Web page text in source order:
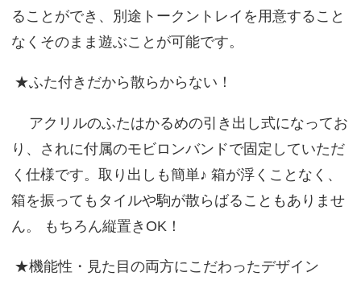
ることができ、別途トークントレイを用意すること
なくそのまま遊ぶことが可能です。
★ふた付きだから散らからない！
アクリルのふたはかるめの引き出し式になってお
り、されに付属のモビロンバンドで固定していただ
く仕様です。取り出しも簡単♪ 箱が浮くことなく、
箱を振ってもタイルや駒が散らばることもありませ
ん。 もちろん縦置きOK！
★機能性・見た目の両方にこだわったデザイン